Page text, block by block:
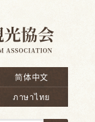
简体中文
ภาษาไทย